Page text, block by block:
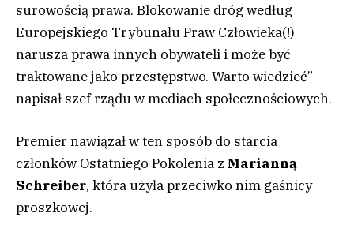
surowością prawa. Blokowanie dróg według
Europejskiego Trybunału Praw Człowieka(!)
narusza prawa innych obywateli i może być
traktowane jako przestępstwo. Warto wiedzieć” –
napisał szef rządu w mediach społecznościowych.
Premier nawiązał w ten sposób do starcia
członków Ostatniego Pokolenia z Marianną
Schreiber, która użyła przeciwko nim gaśnicy
proszkowej.